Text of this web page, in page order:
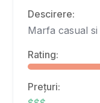
Descirere:
Marfa casual
Rating:
Prețuri: